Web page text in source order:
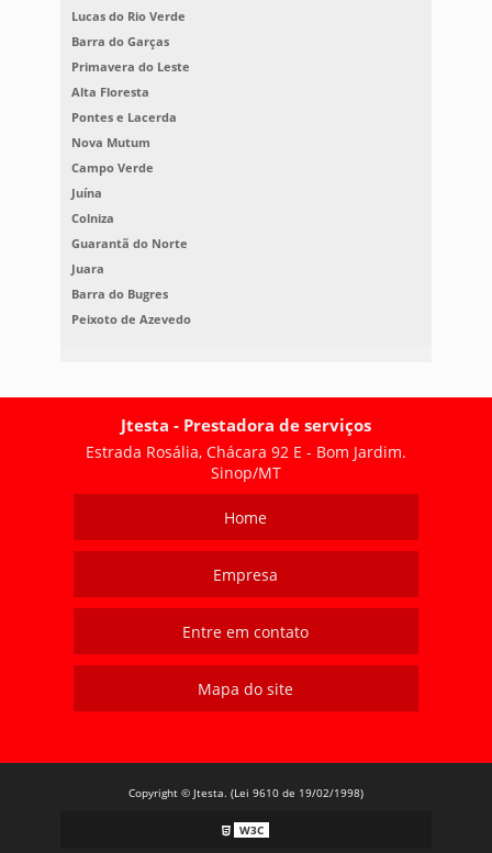
Lucas do Rio Verde
Barra do Garças
Primavera do Leste
Alta Floresta
Pontes e Lacerda
Nova Mutum
Campo Verde
Juína
Colniza
Guarantã do Norte
Juara
Barra do Bugres
Peixoto de Azevedo
Jtesta - Prestadora de serviços
Estrada Rosália, Chácara 92 E - Bom Jardim.
Sinop/MT
Home
Empresa
Entre em contato
Mapa do site
Copyright © Jtesta. (Lei 9610 de 19/02/1998)
W3C